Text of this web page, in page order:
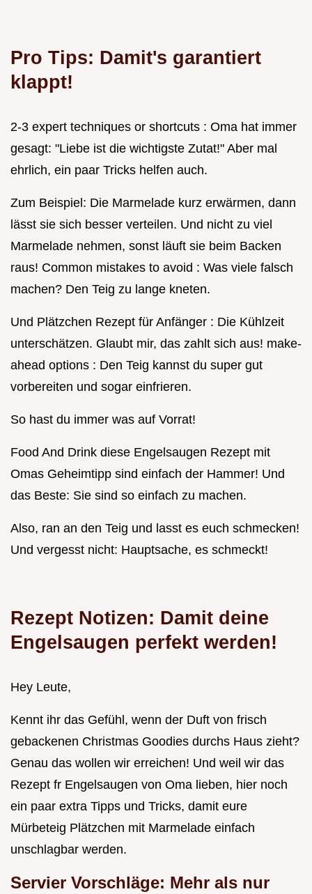
Pro Tips: Damit's garantiert
klappt!
2-3 expert techniques or shortcuts : Oma hat immer
gesagt: "Liebe ist die wichtigste Zutat!" Aber mal
ehrlich, ein paar Tricks helfen auch.
Zum Beispiel: Die Marmelade kurz erwärmen, dann
lässt sie sich besser verteilen. Und nicht zu viel
Marmelade nehmen, sonst läuft sie beim Backen
raus! Common mistakes to avoid : Was viele falsch
machen? Den Teig zu lange kneten.
Und Plätzchen Rezept für Anfänger : Die Kühlzeit
unterschätzen. Glaubt mir, das zahlt sich aus! make-
ahead options : Den Teig kannst du super gut
vorbereiten und sogar einfrieren.
So hast du immer was auf Vorrat!
Food And Drink diese Engelsaugen Rezept mit
Omas Geheimtipp sind einfach der Hammer! Und
das Beste: Sie sind so einfach zu machen.
Also, ran an den Teig und lasst es euch schmecken!
Und vergesst nicht: Hauptsache, es schmeckt!
Rezept Notizen: Damit deine
Engelsaugen perfekt werden!
Hey Leute,
Kennt ihr das Gefühl, wenn der Duft von frisch
gebackenen Christmas Goodies durchs Haus zieht?
Genau das wollen wir erreichen! Und weil wir das
Rezept fr Engelsaugen von Oma lieben, hier noch
ein paar extra Tipps und Tricks, damit eure
Mürbeteig Plätzchen mit Marmelade einfach
unschlagbar werden.
Servier Vorschläge: Mehr als nur